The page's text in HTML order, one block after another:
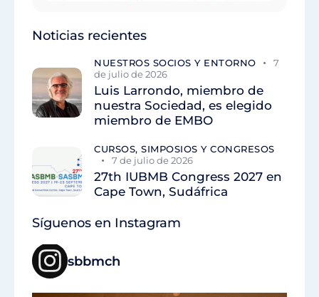
Noticias recientes
NUESTROS SOCIOS Y ENTORNO
7
de julio de 2026
Luis Larrondo, miembro de
nuestra Sociedad, es elegido
miembro de EMBO
CURSOS, SIMPOSIOS Y CONGRESOS
7 de julio de 2026
27th IUBMB Congress 2027 en
Cape Town, Sudáfrica
Síguenos en Instagram
sbbmch